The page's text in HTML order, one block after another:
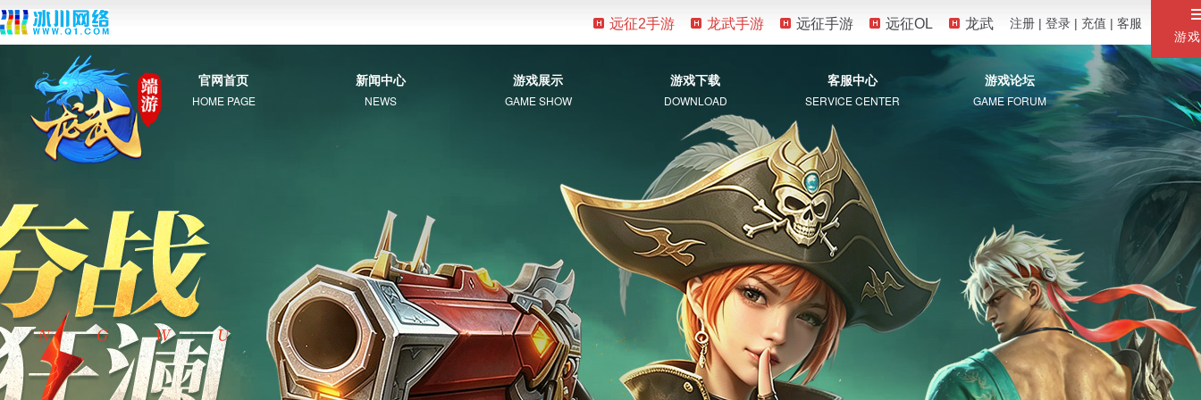
游
远征2手游 龙武手游 远征手游 远征OL 龙武 注册 | 登录 | 充值 | 客服
官网首页
HOME PAGE
新闻中心
NEWS
游戏展示
GAME SHOW
游戏下载
DOWNLOAD
客服中心
SERVICE CENTER
游戏论坛
GAME FORUM
客户端下载
补丁下载
常见问题
自助服务
常见问题
珍宝阁